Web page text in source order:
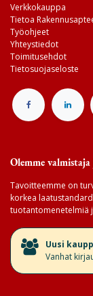
Verkkokauppa
Tietoa
Työohjeet
Yhteystiedot
Toimitusehdot
Tietosuojaseloste
Olemme
Tavoitteemme on
korkea
tuotantomenetelmiä
​Uusi
Vanhat